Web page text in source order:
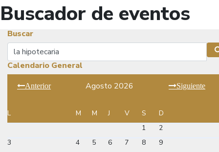
Buscador de eventos
Buscar
Buscar
Calendario General
Anterior Agosto 2026 Siguiente
L M M J V S
D
1
2
3
4 5 6 7 8
9